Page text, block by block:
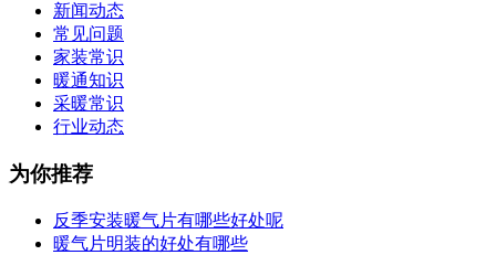
新闻动态
常见问题
家装常识
暖通知识
采暖常识
行业动态
为你推荐
反季安装暖气片有哪些好处呢
暖气片明装的好处有哪些